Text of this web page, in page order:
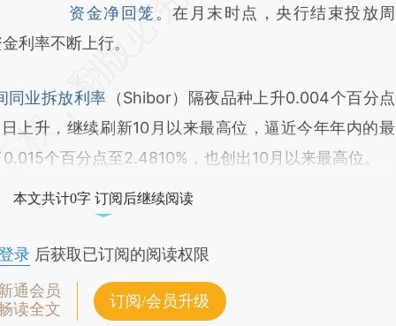
资金净回笼。在月末时点，央行结束投放周
利率不断上行。
同业拆放利率 （Shibor）隔夜品种上升0.004个百分点
上升，继续刷新10月以来最高位，逼近今年年内的最
个百分点至2.4810%，也创出10月以来最高位。
本文共计0字 订阅后继续阅读
录后获取已订阅的阅读权限
通会员
读全文
订阅/会员升级